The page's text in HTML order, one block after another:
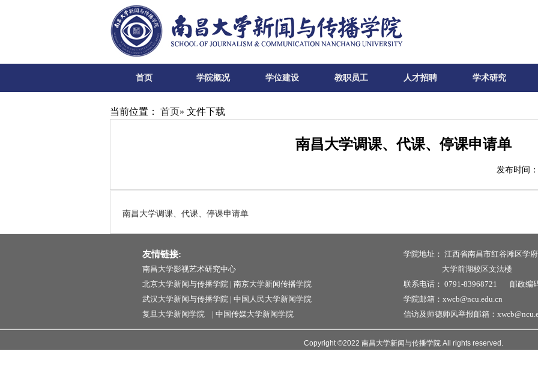
首页 学院概况 学位建设 教职员工 人才招聘 学术研究
当前位置： 首页» 文件下载
南昌大学调课、代课、停课申请单
发布时间
南昌大学调课、代课、停课申请单
友情链接:
南昌大学影视艺术研究中心
北京大学新闻与传播学院 | 南京大学新闻传播学院
武汉大学新闻与传播学院 | 中国人民大学新闻学院
复旦大学新闻学院
| 中国传媒大学新闻学院
学院地址： 江西省南昌市红谷滩区学
大学前湖校区文法楼
联系电话： 0791-83968721 邮政编
学院邮箱：xwcb@ncu.edu.cn
信访及师德师风举报邮箱：
Copyright ©2022 南昌大学新闻与传播学院 All rights reserved.